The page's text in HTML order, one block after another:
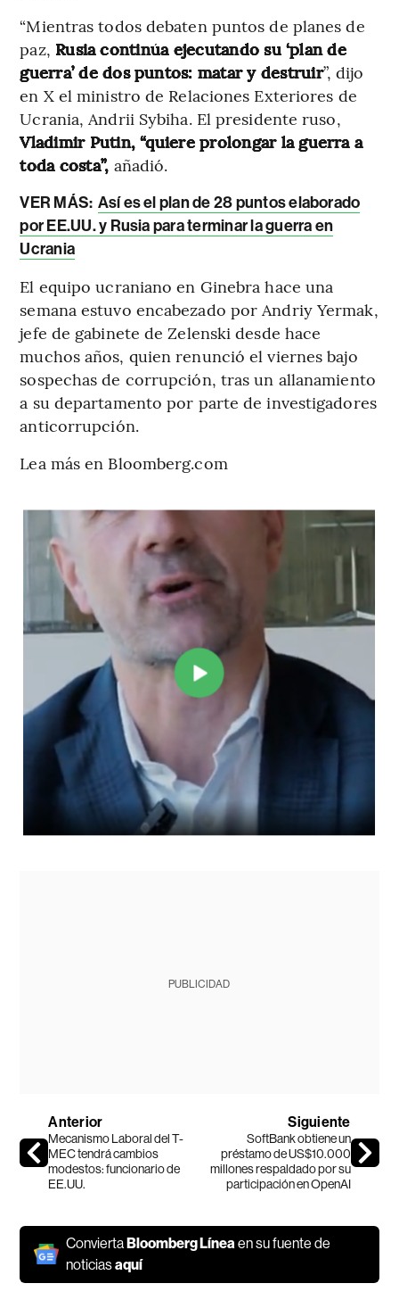
“Mientras todos debaten puntos de planes de
paz, Rusia continúa ejecutando su ‘plan de
guerra’ de dos puntos: matar y destruir”, dijo
en X el ministro de Relaciones Exteriores de
Ucrania, Andrii Sybiha. El presidente ruso,
Vladimir Putin, “quiere prolongar la guerra a
toda costa”, añadió.
VER MÁS: Así es el plan de 28 puntos elaborado
por EE.UU. y Rusia para terminar la guerra en
Ucrania
El equipo ucraniano en Ginebra hace una
semana estuvo encabezado por Andriy Yermak,
jefe de gabinete de Zelenski desde hace
muchos años, quien renunció el viernes bajo
sospechas de corrupción, tras un allanamiento
a su departamento por parte de investigadores
anticorrupción.
Lea más en Bloomberg.com
PUBLICIDAD
Anterior
Mecanismo Laboral del T-
MEC tendrá cambios
modestos: funcionario de
EE.UU.
Siguiente
SoftBank obtiene un
préstamo de US$10.000
millones respaldado por su
participación en OpenAI
ConviertaBloomberg Línea en su fuente de
noticiasaquí